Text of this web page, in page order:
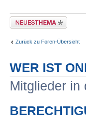
Neues Thema erstellen
Zurück zu Foren-Übersicht
WER IST
Mitglieder in